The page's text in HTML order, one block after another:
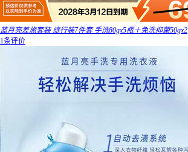
蓝月亮差旅套装 旅行装7件套 手洗80gx5瓶＋免洗抑菌50gx2
1条评价